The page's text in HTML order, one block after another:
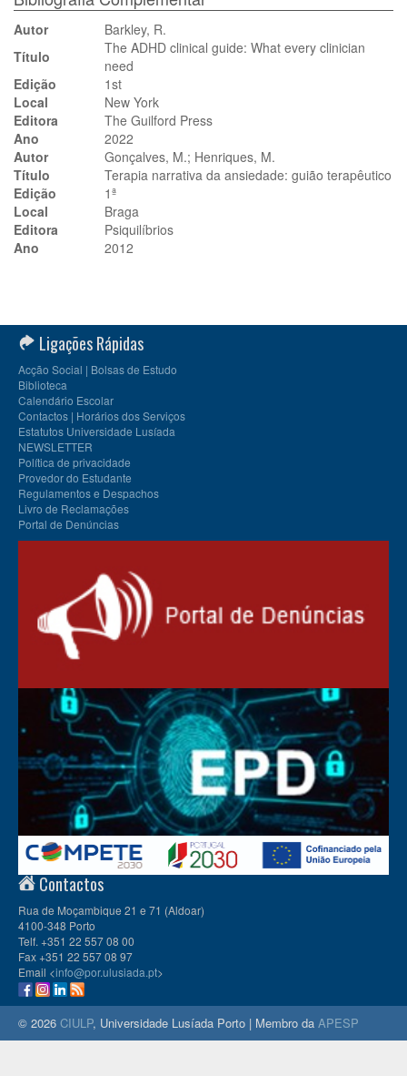
Autor
Barkley, R.
Título
The ADHD clinical guide: What every clinician
need
Edição
1st
Local
New York
Editora
The Guilford Press
Ano
2022
Autor
Gonçalves, M.; Henriques, M.
Título
Terapia narrativa da ansiedade: guião terapêutico
Edição
1ª
Local
Braga
Editora
Psiquilíbrios
Ano
2012
Ligações Rápidas
Acção Social | Bolsas de Estudo
Biblioteca
Calendário Escolar
Contactos | Horários dos Serviços
Estatutos Universidade Lusíada
NEWSLETTER
Política de privacidade
Provedor do Estudante
Regulamentos e Despachos
Livro de Reclamações
Portal de Denúncias
Contactos
Rua de Moçambique 21 e 71 (Aldoar)
4100-348 Porto
Telf. +351 22 557 08 00
Fax +351 22 557 08 97
Email <info@por.ulusiada.pt>
© 2026 CIULP, Universidade Lusíada Porto | Membro da APESP